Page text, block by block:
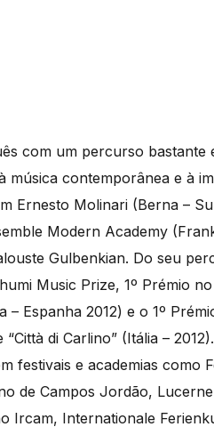
com um percurso bastante
música contemporânea e à
Ernesto Molinari (Berna –
Modern Academy
Gulbenkian. Do seu
Music Prize, 1º Prémio
– Espanha 2012) e o 1º
di Carlino” (Itália – 2012).
festivais e academias como
de Campos Jordão,
Ircam, Internationale